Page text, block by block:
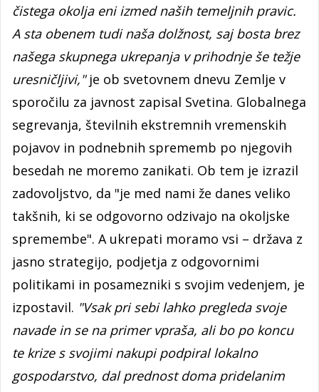
čistega okolja eni izmed naših temeljnih pravic.
A sta obenem tudi naša dolžnost, saj bosta brez
našega skupnega ukrepanja v prihodnje še težje
uresničljivi,"je ob svetovnem dnevu Zemlje v
sporočilu za javnost zapisal Svetina. Globalnega
segrevanja, številnih ekstremnih vremenskih
pojavov in podnebnih sprememb po njegovih
besedah ne moremo zanikati. Ob tem je izrazil
zadovoljstvo, da "je med nami že danes veliko
takšnih, ki se odgovorno odzivajo na okoljske
spremembe". A ukrepati moramo vsi – država z
jasno strategijo, podjetja z odgovornimi
politikami in posamezniki s svojim vedenjem, je
izpostavil. "Vsak pri sebi lahko pregleda svoje
navade in se na primer vpraša, ali bo po koncu
te krize s svojimi nakupi podpiral lokalno
gospodarstvo, dal prednost doma pridelanim